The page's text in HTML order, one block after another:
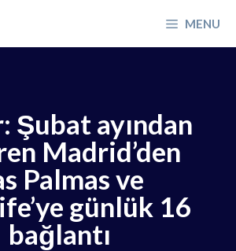
MENU
Şubat ayından
Madrid’den
Palmas ve
günlük 16
bağlantı